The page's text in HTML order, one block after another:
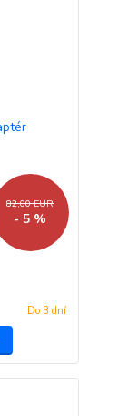
82,00 EUR
- 5 %
Do 3 dní